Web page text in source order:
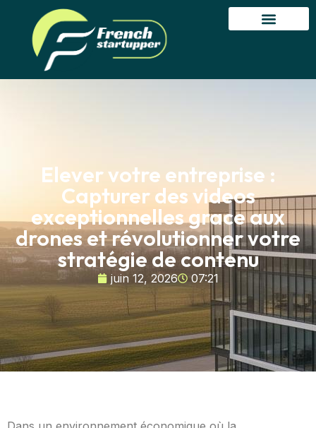
Elever votre entreprise :
Capturer des videos
exceptionnelles grace aux
drones et révolutionner votre
stratégie de contenu
juin 12, 2026 07:21